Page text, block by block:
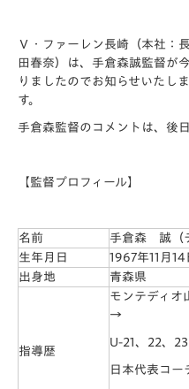
Ｖ・ファーレン長崎（本社：
田春奈）は、手倉森誠監督が
りましたのでお知らせいたし
す。
手倉森監督のコメントは、後
【監督プロフィール】
名前
手倉森 誠（
生年月日
1967年11月14
出身地
青森県
指導歴
モンテディ
→
U-21、22、
日本代表コ